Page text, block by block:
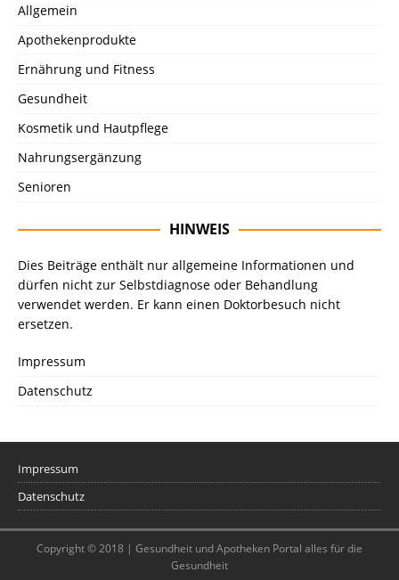
Allgemein
Apothekenprodukte
Ernährung und Fitness
Gesundheit
Kosmetik und Hautpflege
Nahrungsergänzung
Senioren
HINWEIS
Dies Beiträge enthält nur allgemeine Informationen und
dürfen nicht zur Selbstdiagnose oder Behandlung
verwendet werden. Er kann einen Doktorbesuch nicht
ersetzen.
Impressum
Datenschutz
Impressum
Datenschutz
Copyright © 2018 | Gesundheit und Apotheken Portal alles für die
Gesundheit